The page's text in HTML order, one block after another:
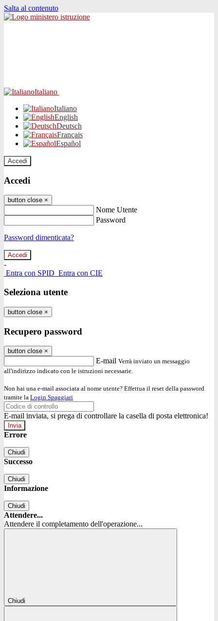
Salta al contenuto
Italiano
Italiano
English
Deutsch
Français
Español
Accedi
Accedi
button close ×
Nome Utente
Password
Password dimenticata?
-
Entra con SPID Entra con CIE
Seleziona utente
button close ×
Recupero password
button close ×
E-mail Verrà inviato un messaggio
all'indirizzo indicato con le istruzioni necessarie.
Non hai una e-mail associata al nome utente? Effettua il reset della password
tramite la Login Spaggiari
E-mail inviata, si prega di controllare la casella di posta elettronica!
Errore
Chiudi
Successo
Chiudi
Informazione
Chiudi
Attendere...
Attendere il completamento dell'operazione...
Chiudi